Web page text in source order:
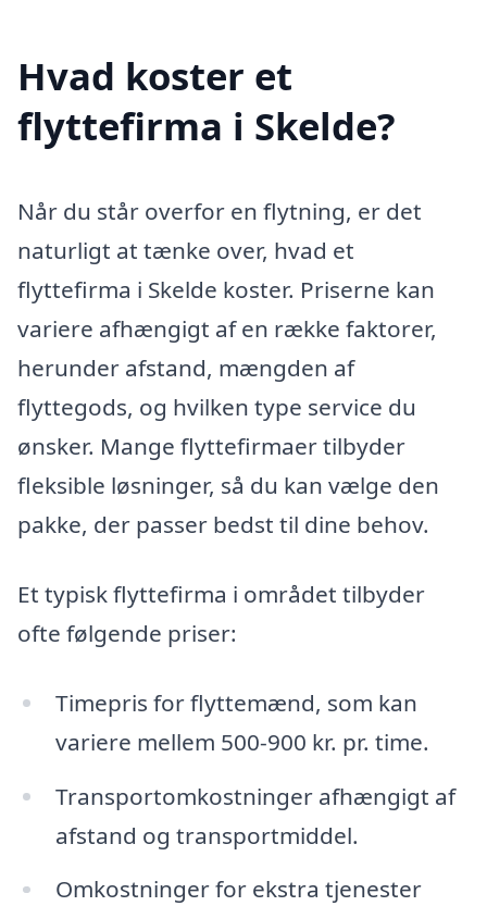
Hvad koster et
flyttefirma i Skelde?
Når du står overfor en flytning, er det
naturligt at tænke over, hvad et
flyttefirma i Skelde koster. Priserne kan
variere afhængigt af en række faktorer,
herunder afstand, mængden af
flyttegods, og hvilken type service du
ønsker. Mange flyttefirmaer tilbyder
fleksible løsninger, så du kan vælge den
pakke, der passer bedst til dine behov.
Et typisk flyttefirma i området tilbyder
ofte følgende priser:
Timepris for flyttemænd, som kan
variere mellem 500-900 kr. pr. time.
Transportomkostninger afhængigt af
afstand og transportmiddel.
Omkostninger for ekstra tjenester